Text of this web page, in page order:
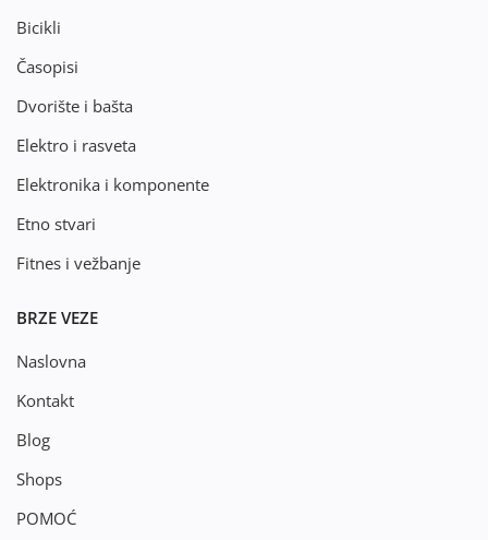
Bicikli
Časopisi
Dvorište i bašta
Elektro i rasveta
Elektronika i komponente
Etno stvari
Fitnes i vežbanje
BRZE VEZE
Naslovna
Kontakt
Blog
Shops
POMOĆ